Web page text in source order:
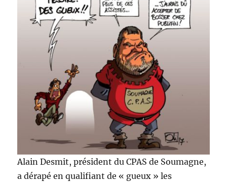
Alain Desmit, président du CPAS de Soumagne,
a dérapé en qualifiant de « gueux » les